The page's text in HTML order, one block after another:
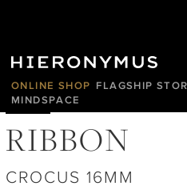
ONLINE SHOP FLAGSHIP
MINDSPACE
RIBBON
CROCUS 16MM